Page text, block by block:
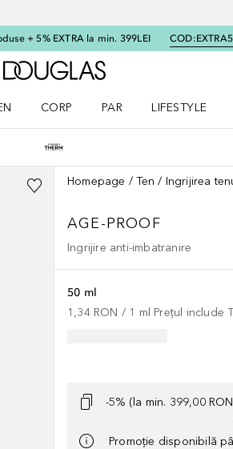
+ 5% EXTRA la min. 399LEI COD:
Către pagina principală
CORP
PAR
LIFESTYLE
Homepage Ten Ingrijirea
AGE-PROOF
Ingrijire anti-imbatranire
50 ml
1,34 RON / 1 ml Prețul include
-5% (la min. 399,00
Promoție disponibilă